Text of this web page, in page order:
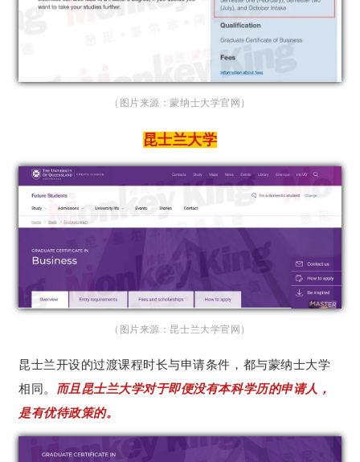
（图片来源：蒙纳士大学官网）
昆士兰大学
（图片来源：昆士兰大学官网）
昆士兰开设的过渡课程时长与申请条件，都与蒙纳士大学
相同。
而且昆士兰大学对于即便没有本科学历的申请人，
是有优待政策的。